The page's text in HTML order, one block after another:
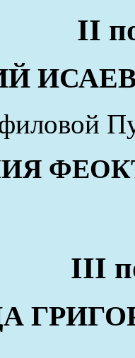
II
ИСАЕВ
III